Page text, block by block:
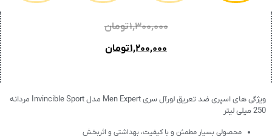
۱,۳۰۰,۰۰۰تومان
۱,۲۰۰,۰۰۰تومان
ویژگی های اسپری ضد تعریق لورآل سری Men Expert مدل Invincible Sport مردانه
250 میلی لیتر
محصولی بسیار مطمئن و با کیفیت، بهداشتی و اثربخش